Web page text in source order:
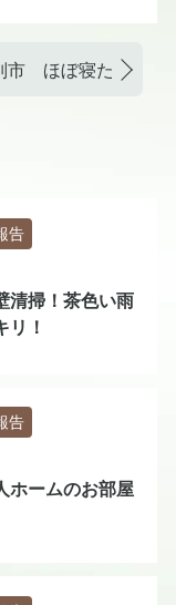
市 ほぼ寝たきり高
掃！茶色い雨
リ！
告
ームのお部屋
告